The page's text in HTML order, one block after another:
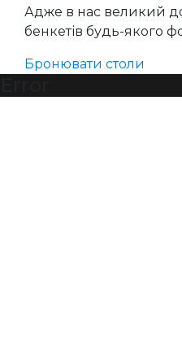
Адже в нас великий
бенкетів будь-якого
Бронювати столи